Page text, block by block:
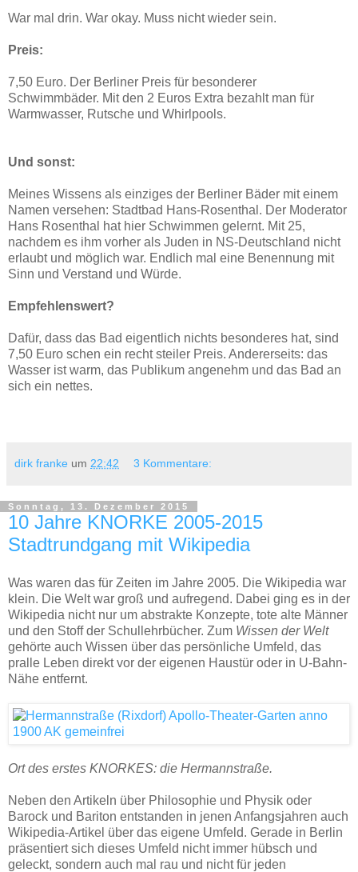
War mal drin. War okay. Muss nicht wieder sein.
Preis:
7,50 Euro. Der Berliner Preis für besonderer
Schwimmbäder. Mit den 2 Euros Extra bezahlt man für
Warmwasser, Rutsche und Whirlpools.
Und sonst:
Meines Wissens als einziges der Berliner Bäder mit einem
Namen versehen: Stadtbad Hans-Rosenthal. Der Moderator
Hans Rosenthal hat hier Schwimmen gelernt. Mit 25,
nachdem es ihm vorher als Juden in NS-Deutschland nicht
erlaubt und möglich war. Endlich mal eine Benennung mit
Sinn und Verstand und Würde.
Empfehlenswert?
Dafür, dass das Bad eigentlich nichts besonderes hat, sind
7,50 Euro schen ein recht steiler Preis. Andererseits: das
Wasser ist warm, das Publikum angenehm und das Bad an
sich ein nettes.
dirk franke um 22:42 3 Kommentare:
Sonntag, 13. Dezember 2015
10 Jahre KNORKE 2005-2015
Stadtrundgang mit Wikipedia
Was waren das für Zeiten im Jahre 2005. Die Wikipedia war
klein. Die Welt war groß und aufregend. Dabei ging es in der
Wikipedia nicht nur um abstrakte Konzepte, tote alte Männer
und den Stoff der Schullehrbücher. Zum Wissen der Welt
gehörte auch Wissen über das persönliche Umfeld, das
pralle Leben direkt vor der eigenen Haustür oder in U-Bahn-
Nähe entfernt.
Ort des erstes KNORKES: die Hermannstraße.
Neben den Artikeln über Philosophie und Physik oder
Barock und Bariton entstanden in jenen Anfangsjahren auch
Wikipedia-Artikel über das eigene Umfeld. Gerade in Berlin
präsentiert sich dieses Umfeld nicht immer hübsch und
geleckt, sondern auch mal rau und nicht für jeden